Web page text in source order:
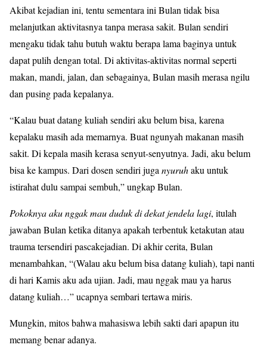
Akibat kejadian ini, tentu sementara ini Bulan tidak bisa
melanjutkan aktivitasnya tanpa merasa sakit. Bulan sendiri
mengaku tidak tahu butuh waktu berapa lama baginya untuk
dapat pulih dengan total. Di aktivitas-aktivitas normal seperti
makan, mandi, jalan, dan sebagainya, Bulan masih merasa ngilu
dan pusing pada kepalanya.
“Kalau buat datang kuliah sendiri aku belum bisa, karena
kepalaku masih ada memarnya. Buat ngunyah makanan masih
sakit. Di kepala masih kerasa senyut-senyutnya. Jadi, aku belum
bisa ke kampus. Dari dosen sendiri juga nyuruhaku untuk
istirahat dulu sampai sembuh,” ungkap Bulan.
Pokoknya aku nggak mau duduk di dekat jendela lagi, itulah
jawaban Bulan ketika ditanya apakah terbentuk ketakutan atau
trauma tersendiri pascakejadian. Di akhir cerita, Bulan
menambahkan, “(Walau aku belum bisa datang kuliah), tapi nanti
di hari Kamis aku ada ujian. Jadi, mau nggak mau ya harus
datang kuliah…” ucapnya sembari tertawa miris.
Mungkin, mitos bahwa mahasiswa lebih sakti dari apapun itu
memang benar adanya.